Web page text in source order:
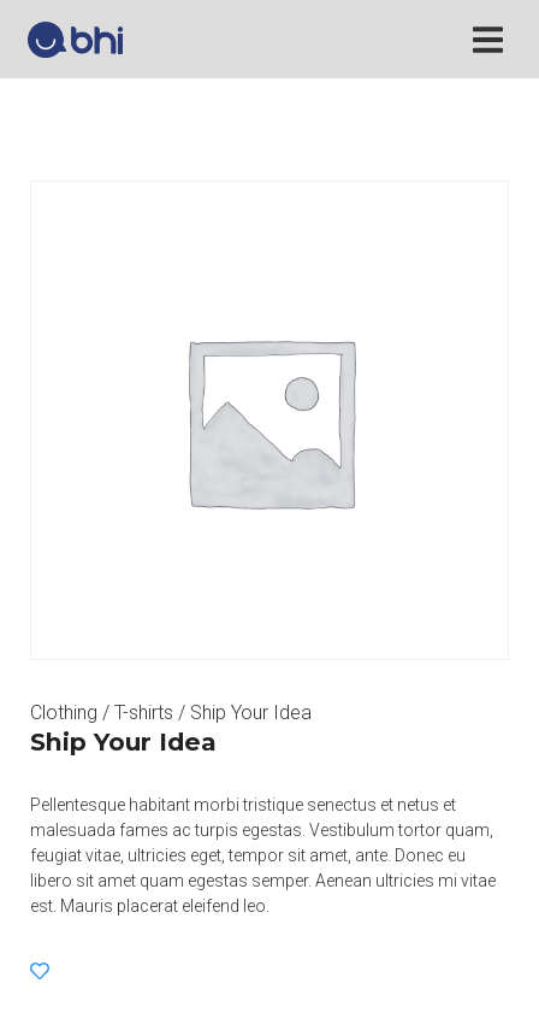
Clothing / T-shirts / Ship Your Idea
Ship Your Idea
Pellentesque habitant morbi tristique senectus et netus et
malesuada fames ac turpis egestas. Vestibulum tortor quam,
feugiat vitae, ultricies eget, tempor sit amet, ante. Donec eu
libero sit amet quam egestas semper. Aenean ultricies mi vitae
est. Mauris placerat eleifend leo.